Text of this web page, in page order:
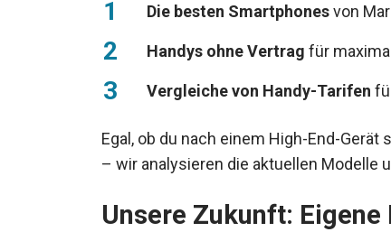
Die besten Smartphonesvon
Handys ohne Vertrag für
Vergleiche von Handy-Tarifen
Egal, ob du nach einem High-End-
– wir analysieren die aktuellen Modelle
Unsere Zukunft: